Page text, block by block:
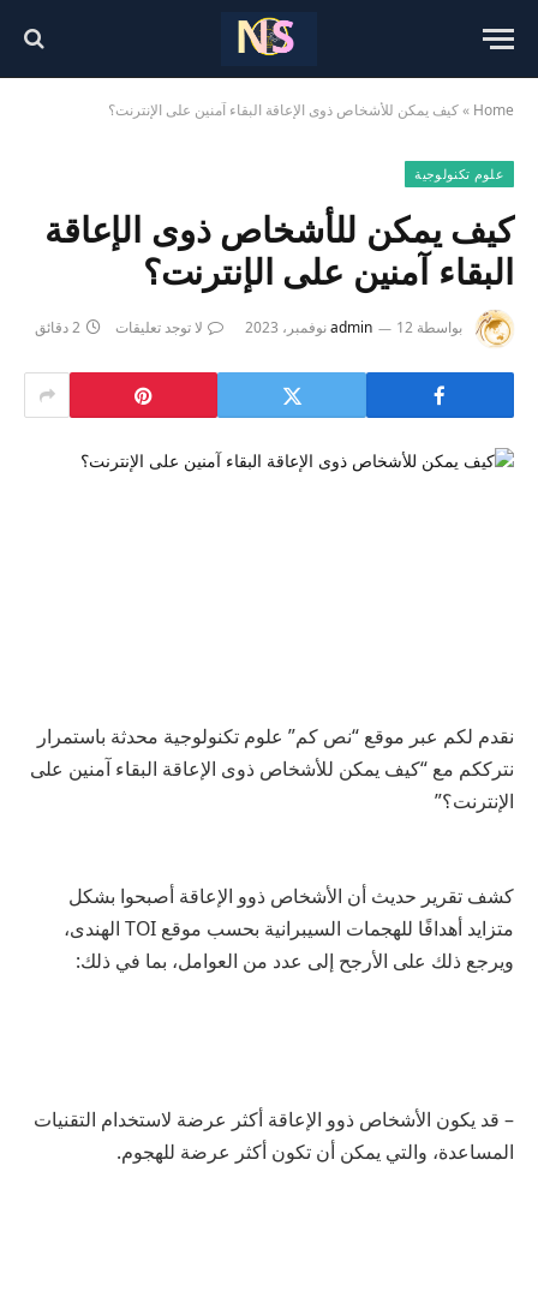
Home
»كيف يمكن للأشخاص ذوى الإعاقة البقاء آمنين على الإنترنت؟
علوم تكنولوجية
كيف يمكن للأشخاص ذوى الإعاقة
البقاء آمنين على الإنترنت؟
بواسطة admin 12 نوفمبر، 2023 لا توجد تعليقات 2 دقائق
نقدم لكم عبر موقع “نص كم” علوم تكنولوجية محدثة باستمرار
نترككم مع “كيف يمكن للأشخاص ذوى الإعاقة البقاء آمنين على
الإنترنت؟”
كشف تقرير حديث أن الأشخاص ذوو الإعاقة أصبحوا بشكل
متزايد أهدافًا للهجمات السيبرانية بحسب موقع TOI الهندى،
ويرجع ذلك على الأرجح إلى عدد من العوامل، بما في ذلك:
– قد يكون الأشخاص ذوو الإعاقة أكثر عرضة لاستخدام التقنيات
المساعدة، والتي يمكن أن تكون أكثر عرضة للهجوم.